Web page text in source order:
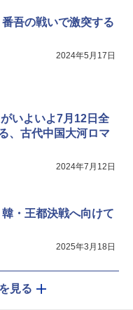
吾の戦いで激突する
2024年5月17日
いよいよ7月12日全
、古代中国大河ロマ
2024年7月12日
・王都決戦へ向けて
2025年3月18日
見る